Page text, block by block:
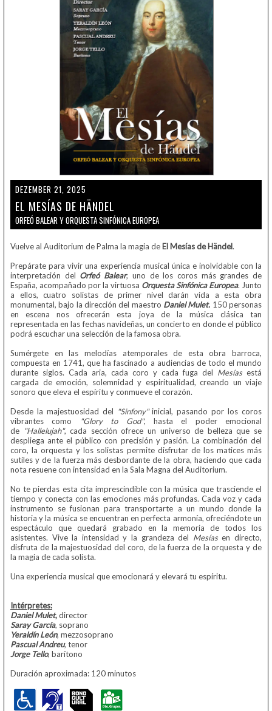
DEZEMBER 21, 2025
EL MESÍAS DE HÄNDEL
ORFEÓ BALEAR Y ORQUESTA SINFÓNICA EUROPEA
Vuelve al Auditorium de Palma la magia de El Mesías de Händel.
Prepárate para vivir una experiencia musical única e inolvidable con la
interpretación del Orfeó Balear, uno de los coros más grandes de
España, acompañado por la virtuosa Orquesta Sinfónica Europea. Junto
a ellos, cuatro solistas de primer nivel darán vida a esta obra
monumental, bajo la dirección del maestro Daniel Mulet. 150 personas
en escena nos ofrecerán esta joya de la música clásica tan
representada en las fechas navideñas, un concierto en donde el público
podrá escuchar una selección de la famosa obra.
Sumérgete en las melodías atemporales de esta obra barroca,
compuesta en 1741, que ha fascinado a audiencias de todo el mundo
durante siglos. Cada aria, cada coro y cada fuga del Mesíasestá
cargada de emoción, solemnidad y espiritualidad, creando un viaje
sonoro que eleva el espíritu y conmueve el corazón.
Desde la majestuosidad del "Sinfony"inicial, pasando por los coros
vibrantes como
"Glory to God", hasta el poder emocional
de "Hallelujah", cada sección ofrece un universo de belleza que se
despliega ante el público con precisión y pasión. La combinación del
coro, la orquesta y los solistas permite disfrutar de los matices más
sutiles y de la fuerza más desbordante de la obra, haciendo que cada
nota resuene con intensidad en la Sala Magna del Auditorium.
No te pierdas esta cita imprescindible con la música que trasciende el
tiempo y conecta con las emociones más profundas. Cada voz y cada
instrumento se fusionan para transportarte a un mundo donde la
historia y la música se encuentran en perfecta armonía, ofreciéndote un
espectáculo que quedará grabado en la memoria de todos los
asistentes. Vive la intensidad y la grandeza del Mesíasen directo,
disfruta de la majestuosidad del coro, de la fuerza de la orquesta y de
la magia de cada solista.
Una experiencia musical que emocionará y elevará tu espíritu.
Intérpretes:
Daniel Mulet,director
Saray García, soprano
Yeraldín León, mezzosoprano
Pascual Andreu, tenor
Jorge Tello, barítono
Duración aproximada: 120 minutos